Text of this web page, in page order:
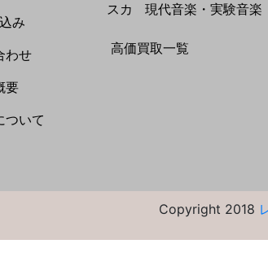
み
わせ
要
ついて
スカ
現代音楽・実験音楽
高価買取一覧
Copyright 2018